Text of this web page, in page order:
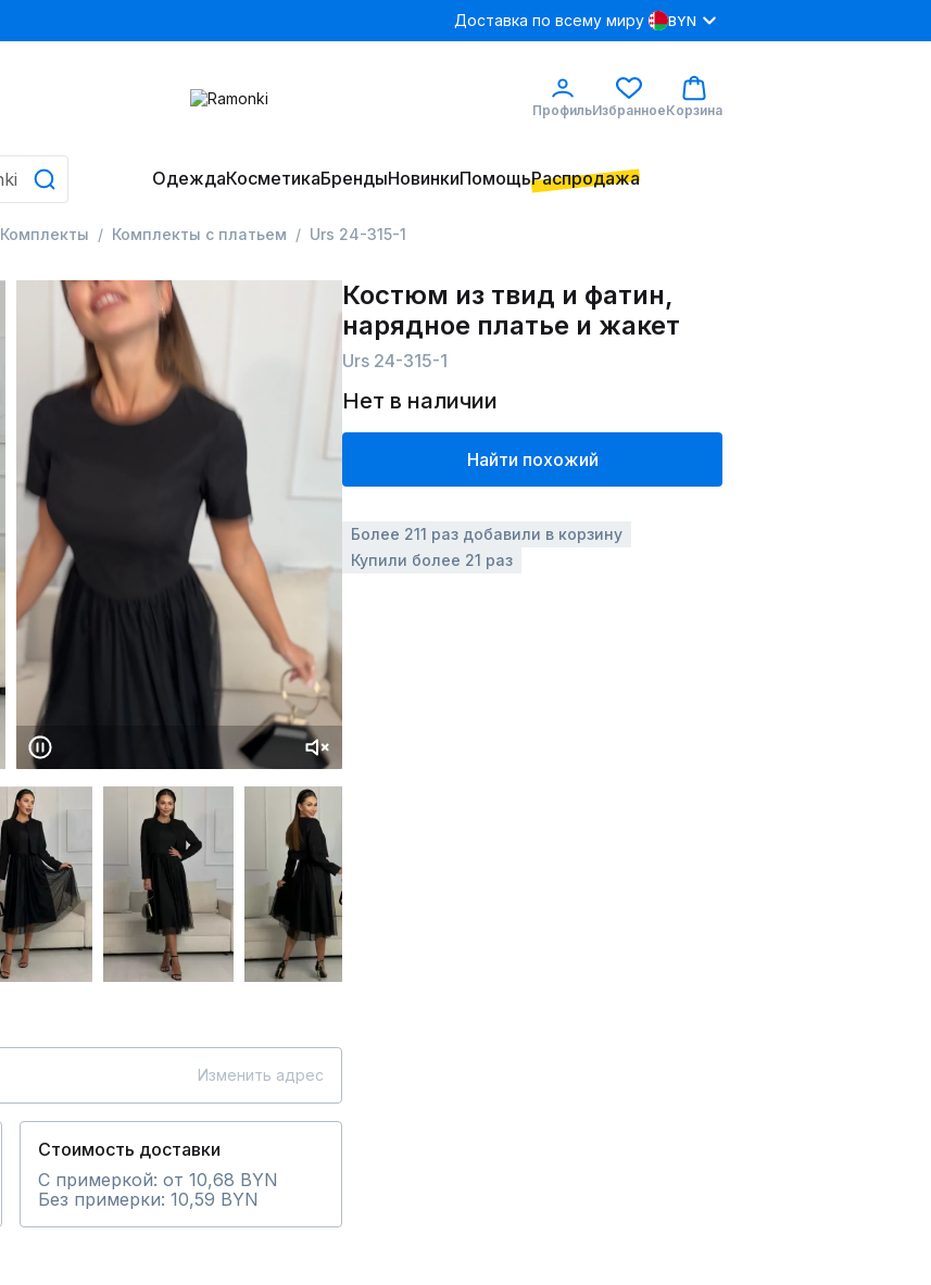
Доставка по всему миру BYN
ПрофильИзбранноеКорзина
ОдеждаКосметикаБрендыНовинкиПомощьРаспродажа
Комплекты Комплекты с платьем Urs 24-315-1
Изменить адрес
Стоимость доставки
С примеркой: от 10,68 BYN
Без примерки: 10,59 BYN
Костюм из твид и фатин,
нарядное платье и жакет
Urs 24-315-1
Нет в наличии
Найти похожий
Более 211 раз добавили в корзину
Купили более 21 раз